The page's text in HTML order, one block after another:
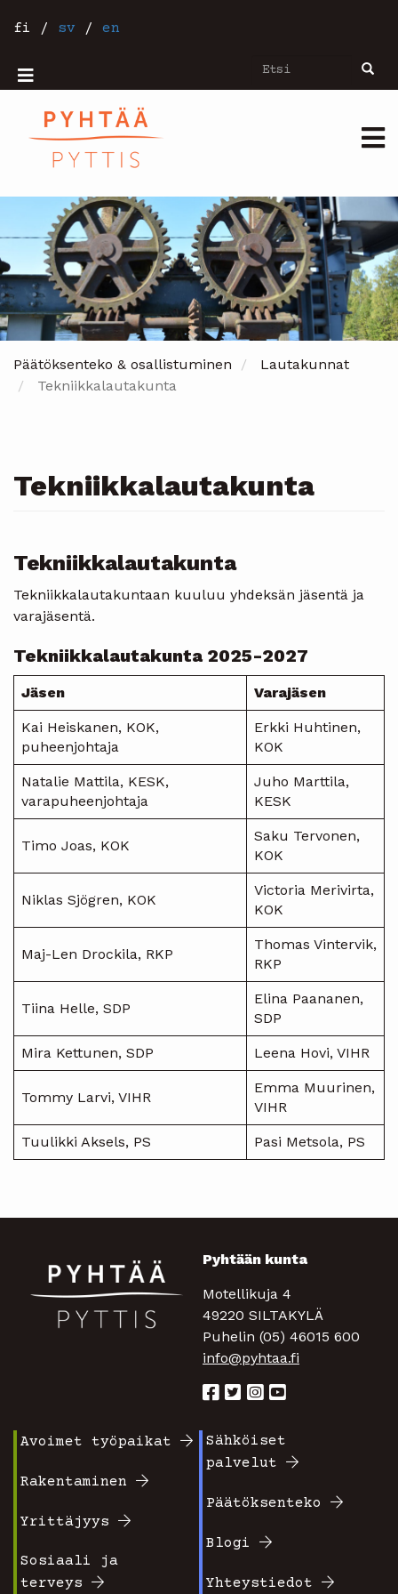
pääsisältöön
fi / sv / en
Etsi Etsi
Mobiilivalikko
Päätöksenteko & osallistuminen
Lautakunnat
Tekniikkalautakunta
Tekniikkalautakunta
Tekniikkalautakunta
Tekniikkalautakuntaan kuuluu yhdeksän jäsentä ja
varajäsentä.
Tekniikkalautakunta 2025-2027
Jäsen Varajäsen
Kai Heiskanen, KOK,
puheenjohtaja
Erkki Huhtinen,
KOK
Natalie Mattila, KESK,
varapuheenjohtaja
Juho Marttila,
KESK
Timo Joas, KOK
Saku Tervonen,
KOK
Niklas Sjögren, KOK
Victoria Merivirta,
KOK
Maj-Len Drockila, RKP
Thomas Vintervik,
RKP
Tiina Helle, SDP
Elina Paananen,
SDP
Mira Kettunen, SDP Leena Hovi, VIHR
Tommy Larvi, VIHR
Emma Muurinen,
VIHR
Tuulikki Aksels, PS Pasi Metsola, PS
Pyhtään kunta
Motellikuja 4
49220 SILTAKYLÄ
Puhelin (05) 46015 600
info@pyhtaa.fi
valikko
1
Avoimet työpaikat
Rakentaminen
Yrittäjyys
Sosiaali ja
terveys
Footer
2
Sähköiset
palvelut
Päätöksenteko
Blogi
Yhteystiedot